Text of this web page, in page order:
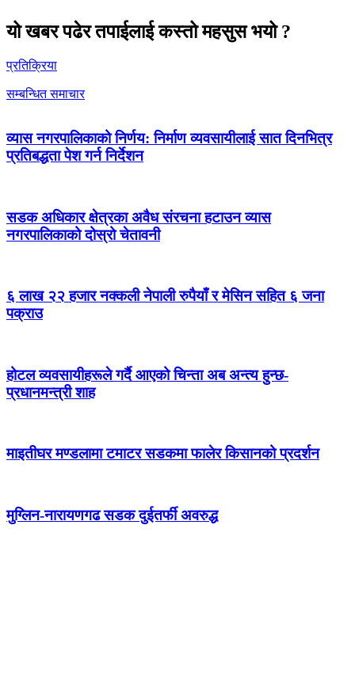
यो खबर पढेर तपाईलाई कस्तो महसुस भयो ?
प्रतिक्रिया
सम्बन्धित समाचार
व्यास नगरपालिकाको निर्णय: निर्माण व्यवसायीलाई सात दिनभित्र
प्रतिबद्धता पेश गर्न निर्देशन
सडक अधिकार क्षेत्रका अवैध संरचना हटाउन व्यास
नगरपालिकाको दोस्रो चेतावनी
६ लाख २२ हजार नक्कली नेपाली रुपैयाँ र मेसिन सहित ६ जना
पक्राउ
होटल व्यवसायीहरूले गर्दै आएको चिन्ता अब अन्त्य हुन्छ-
प्रधानमन्त्री शाह
माइतीघर मण्डलामा टमाटर सडकमा फालेर किसानको प्रदर्शन
मुग्लिन-नारायणगढ सडक दुईतर्फी अवरुद्ध